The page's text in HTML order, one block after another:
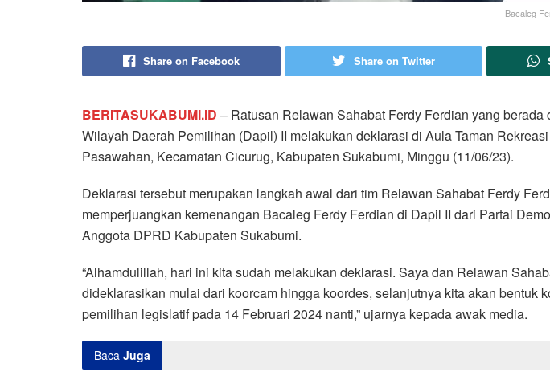
Bacaleg
Share on Facebook Share on Twitter
BERITASUKABUMI.ID – Ratusan Relawan Sahabat Ferdy Ferdian yang berada
Wilayah Daerah Pemilihan (Dapil) II melakukan deklarasi di Aula Taman
Pasawahan, Kecamatan Cicurug, Kabupaten Sukabumi, Minggu (11/06/23).
Deklarasi tersebut merupakan langkah awal dari tim Relawan Sahabat Ferdy
memperjuangkan kemenangan Bacaleg Ferdy Ferdian di Dapil II dari Partai
Anggota DPRD Kabupaten Sukabumi.
“Alhamdulillah, hari ini kita sudah melakukan deklarasi. Saya dan Relawan
dideklarasikan mulai dari koorcam hingga koordes, selanjutnya kita akan bentuk
pemilihan legislatif pada 14 Februari 2024 nanti,” ujarnya kepada awak media.
Baca Juga